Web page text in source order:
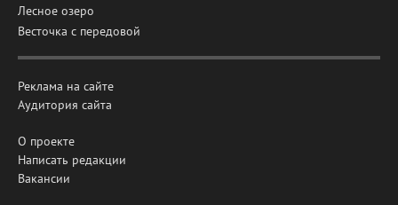
Лесное озеро
Весточка с передовой
Реклама на сайте
Аудитория сайта
О проекте
Написать редакции
Вакансии